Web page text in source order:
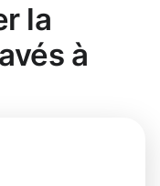
la
à